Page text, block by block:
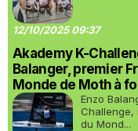
12/10/2025 09:37
Akademy K-
Balanger, premier
Monde de Moth à
Enzo
Challenge,
du Mond...